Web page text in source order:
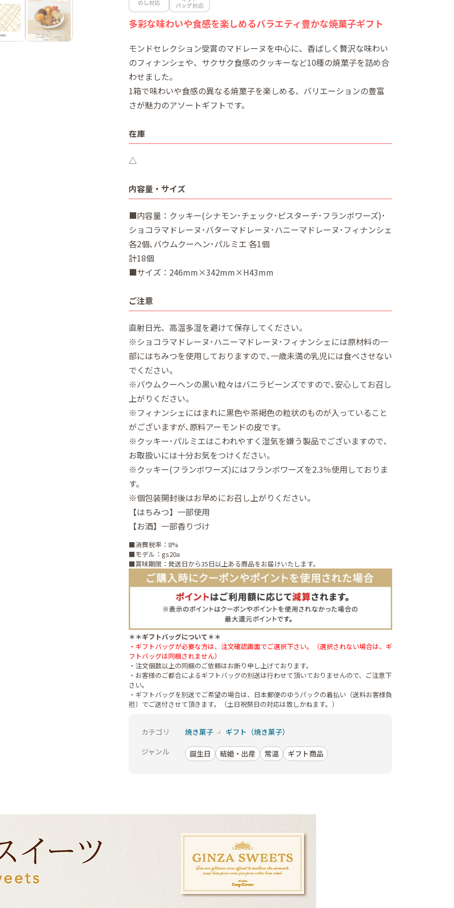
多彩な味わいや食感を楽しめるバラエティ豊かな焼菓子ギフト
モンドセレクション受賞のマドレーヌを中心に、香ばしく贅沢な味わい
のフィナンシェや、サクサク食感のクッキーなど10種の焼菓子を詰め合
わせました。
1箱で味わいや食感の異なる焼菓子を楽しめる、バリエーションの豊富
さが魅力のアソートギフトです。
在庫
△
内容量・サイズ
■内容量：クッキー(シナモン･チェック･ピスターチ･フランボワーズ)･
ショコラマドレーヌ･バターマドレーヌ･ハニーマドレーヌ･フィナンシェ
各2個､バウムクーヘン･パルミエ 各1個
計18個
■サイズ：246mm×342mm×H43mm
ご注意
直射日光、高温多湿を避けて保存してください。
※ショコラマドレーヌ･ハニーマドレーヌ･フィナンシェには原材料の一
部にはちみつを使用しておりますので､一歳未満の乳児には食べさせない
でください。
※バウムクーヘンの黒い粒々はバニラビーンズですので､安心してお召し
上がりください。
※フィナンシェにはまれに黒色や茶褐色の粒状のものが入っていること
がございますが､原料アーモンドの皮です。
※クッキー･パルミエはこわれやすく湿気を嫌う製品でございますので､
お取扱いには十分お気をつけください。
※クッキー(フランボワーズ)にはフランボワーズを2.3％使用しておりま
す。
※個包装開封後はお早めにお召し上がりください。
【はちみつ】一部使用
【お酒】一部香りづけ
■消費税率：8%
■モデル：gs20a
■賞味期限：発送日から35日以上ある商品をお届けいたします。
＊＊ギフトバッグについて＊＊
・ギフトバッグが必要な方は、注文確認画面でご選択下さい。（選択されない場合は、ギ
フトバッグは同梱されません）
・注文個数以上の同梱のご依頼はお断り申し上げております。
・お客様のご都合によるギフトバッグの別送は行わせて頂いておりませんので、ご注意下
さい。
・ギフトバッグを別送でご希望の場合は、日本郵便のゆうパックの着払い（送料お客様負
担）でご送付させて頂きます。（土日祝祭日の対応は致しかねます。）
カテゴリ 焼き菓子
ギフト（焼き菓子）
ジャンル
誕生日 結婚・出産 常温 ギフト商品